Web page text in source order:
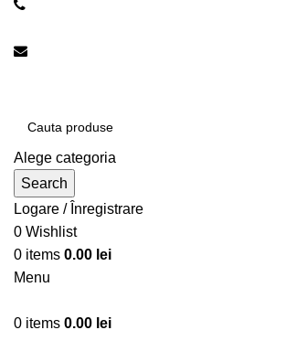
Alege categoria
Search
Logare / Înregistrare
0 Wishlist
0 items 0.00 lei
Menu
0 items 0.00 lei